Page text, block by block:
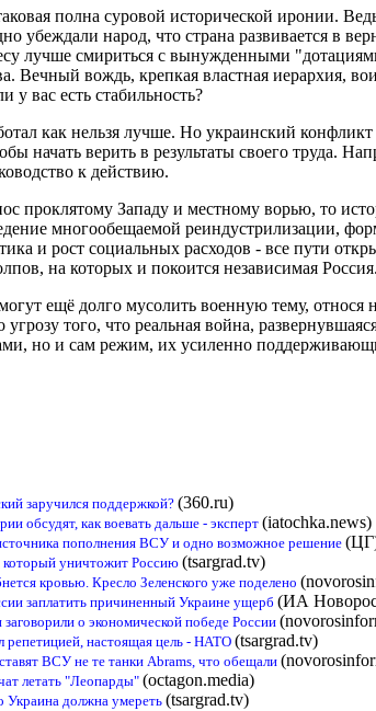
полна суровой исторической иронии.
убеждали народ, что страна развивается в
лучше смириться с вынужденными
Вечный вождь, крепкая властная иерархия,
у вас есть стабильность?
как нельзя лучше. Но украинский конфликт
начать верить в результаты своего труда.
к действию.
проклятому Западу и местному ворью, то
многообещаемой реиндустрилизации,
и рост социальных расходов - все пути
на которых и покоится независимая Россия.
ещё долго мусолить военную тему,
того, что реальная война,
но и сам режим, их усиленно
заручился поддержкой? (360.ru)
обсудят, как воевать дальше - эксперт(iatochka.news)
пополнения ВСУ и одно возможное решение
уничтожит Россию (tsargrad.tv)
кровью. Кресло Зеленского уже поделено
заплатить причиненный Украине ущерб (ИА
о экономической победе России
настоящая цель - НАТО (tsargrad.tv)
ВСУ не те танки Abrams, что обещали
летать "Леопарды"(octagon.media)
Украина должна умереть(tsargrad.tv)